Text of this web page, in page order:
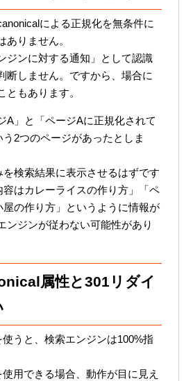
による正規化を無条件に
ありません。
ジンに対する通知」として認識
断しません。ですから、場合に
ともあります。
A」と「ページAに正規化されて
2つのページがあったとしま
検索結果に表示させるはずです
はカレーライスの作り方」「ペ
の作り方」というように情報が
ンジンが従わない可能性があり
属性と301リダイ
うと、検索エンジンは100%指
用できる場合、動作が目に見え